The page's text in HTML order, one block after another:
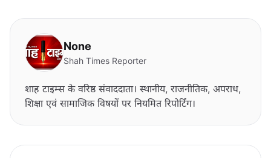
None
Shah Times Reporter
शाह टाइम्स के वरिष्ठ संवाददाता। स्थानीय, राजनीतिक, अपराध,
शिक्षा एवं सामाजिक विषयों पर नियमित रिपोर्टिंग।